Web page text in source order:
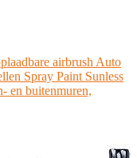
airbrush Auto
Spray Paint Sunless
en buitenmuren,